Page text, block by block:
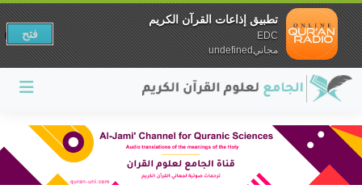
تطبيق إذاعات القرآن الكريم
EDC
مجانيundefined
فتح